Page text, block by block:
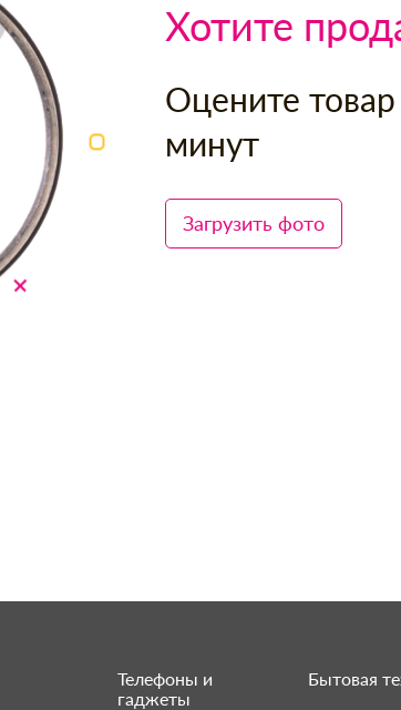
Хотите
Оцените
минут
Загрузить фото
Телефоны и
гаджеты
Бытовая